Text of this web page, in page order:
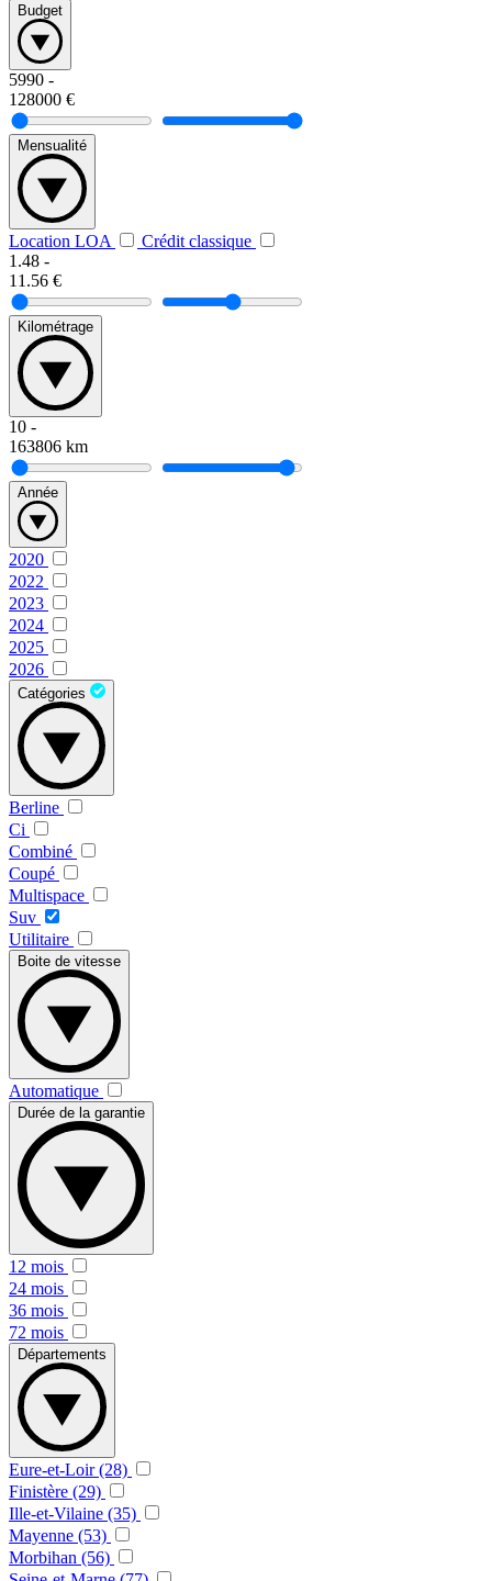
Budget
5990 -
128000 €
Mensualité
Location LOA
Crédit classique
1.48 -
11.56 €
Kilométrage
10 -
163806 km
Année
2020
2022
2023
2024
2025
2026
Catégories
Berline
Ci
Combiné
Coupé
Multispace
Suv
Utilitaire
Boite de vitesse
Automatique
Durée de la garantie
12 mois
24 mois
36 mois
72 mois
Départements
Eure-et-Loir (28)
Finistère (29)
Ille-et-Vilaine (35)
Mayenne (53)
Morbihan (56)